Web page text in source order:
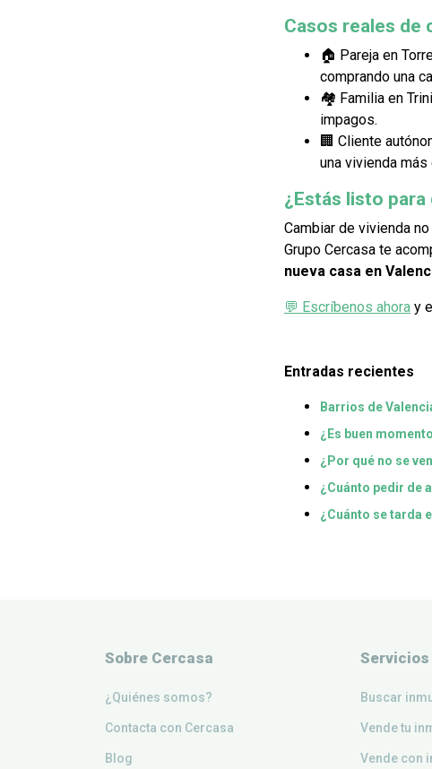
Casos reales de
🏠 Pareja en
comprando una
🏘️ Familia en
impagos.
🏢 Cliente
una vivienda más
¿Estás listo para
Cambiar de vivienda
Grupo Cercasa te
nueva casa en
💬 Escríbenos ahora y
Entradas recientes
Barrios de
¿Es buen
¿Por qué no se
¿Cuánto pedir de
¿Cuánto se tarda
Sobre Cercasa
¿Quiénes somos?
Contacta con Cercasa
Blog
Servicios
Buscar
Vende tu
Vende con